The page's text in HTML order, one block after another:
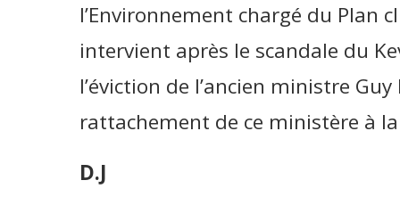
l’Environnement chargé du Plan
intervient après le scandale du
l’éviction de l’ancien ministre
rattachement de ce ministère à
D.J